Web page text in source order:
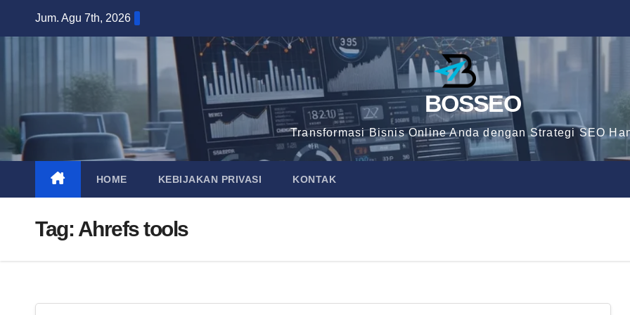
Jum. Agu 7th, 2026
BOSSEO
Transformasi Bisnis Online Anda dengan Strategi SEO
HOME KEBIJAKAN PRIVASI KONTAK
Tag: Ahrefs tools